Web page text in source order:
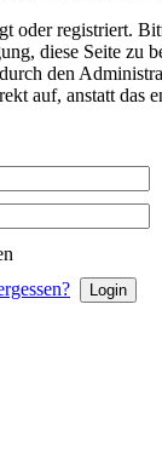
oder registriert.
diese Seite zu
den
auf, anstatt das